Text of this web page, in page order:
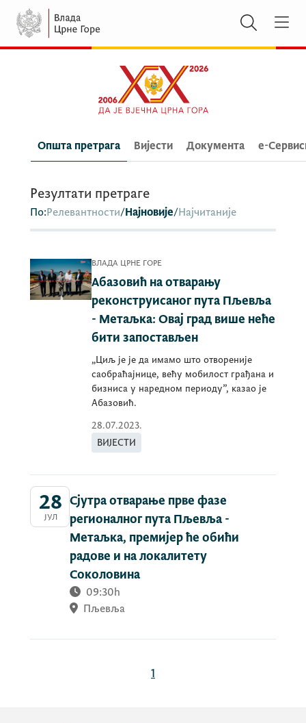
Општа претрага Вијести Документа e-
Резултати претраге
По:Релевантности/Најновије/Најчитаније
ВЛАДА ЦРНЕ ГОРЕ
Абазовић на отварању
реконструисаног пута Пљевља
- Метаљка: Овај град више неће
бити запостављен
„Циљ је је да имамо што отвореније
саобраћајнице, већу мобилост грађана и
бизниса у наредном периоду”, казао је
Абазовић.
28.07.2023.
ВИЈЕСТИ
28
ЈУЛ
Сјутра отварање прве фазе
регионалног пута Пљевља -
Метаљка, премијер ће обићи
радове и на локалитету
Соколовина
09:30h
Пљевља
1